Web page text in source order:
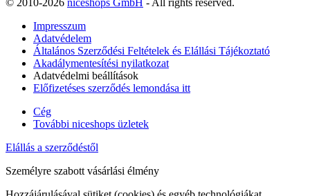
Impresszum
Adatvédelem
Általános Szerződési Feltételek és Elállási Tájékoztató
Akadálymentesítési nyilatkozat
Adatvédelmi beállítások
Előfizetéses szerződés lemondása itt
Cég
További niceshops üzletek
Elállás a szerződéstől
Személyre szabott vásárlási élmény